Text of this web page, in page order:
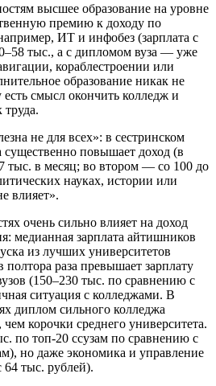
высшее образование на уровне
премию к доходу по
ИТ и инфобез (зарплата с
тыс., а с дипломом вуза — уже
кораблестроении или
образование никак не
смысл окончить колледж и
труда.
не для всех»: в сестринском
повышает доход (в
тыс. в месяц; во втором — со 100 до
науках, истории или
влияет».
очень сильно влияет на доход
медианная зарплата айтишников
из лучших университетов
раза превышает зарплату
(150–230 тыс. по сравнению с
ситуация с колледжами. В
диплом сильного колледжа
корочки среднего университета.
по топ-20 ссузам по сравнению с
но даже экономика и управление
тыс. рублей).